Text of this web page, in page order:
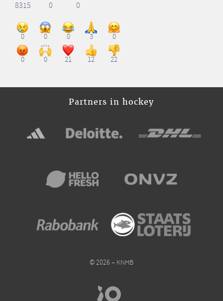
8315 0 0
0 0 0 3 0
0 0 21 12 22
Partners in hockey
© 2026 – KNHB